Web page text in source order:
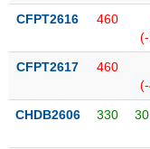
CFPT2616 460
CFPT2617 460
CHDB2606 330
TIỆN
ÍCH